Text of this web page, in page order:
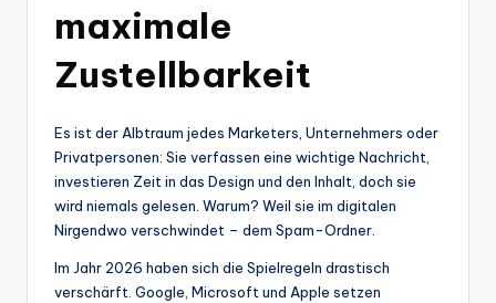
maximale
Zustellbarkeit
Es ist der Albtraum jedes Marketers, Unternehmers oder
Privatpersonen: Sie verfassen eine wichtige Nachricht,
investieren Zeit in das Design und den Inhalt, doch sie
wird niemals gelesen. Warum? Weil sie im digitalen
Nirgendwo verschwindet – dem Spam-Ordner.
Im Jahr 2026 haben sich die Spielregeln drastisch
verschärft. Google, Microsoft und Apple setzen